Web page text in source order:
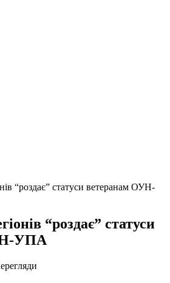
“роздає” статуси ветеранам ОУН-
“роздає” статуси
УПА